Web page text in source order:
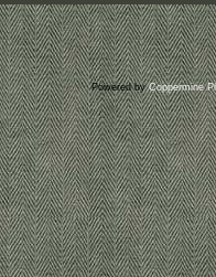
Powered byCoppermine